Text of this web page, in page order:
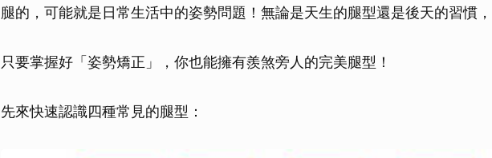
腿的，可能就是日常生活中的姿勢問題！無論是天生的腿型還是後天的習慣，
只要掌握好「姿勢矯正」，你也能擁有羨煞旁人的完美腿型！
先來快速認識四種常見的腿型：